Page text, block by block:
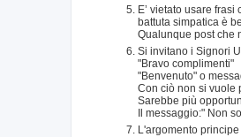
E’ vietato usare
battuta simpatica è
Qualunque post che
Si invitano i Signori
"Bravo complimenti"
"Benvenuto" o
Con ciò non si vuole
Sarebbe più
Il messaggio:" Non
L'argomento